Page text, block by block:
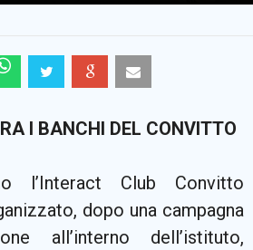
I BANCHI DEL CONVITTO
l’Interact Club Convitto
dopo una campagna
all’interno dell’istituto,